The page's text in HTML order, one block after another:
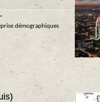
démographiques